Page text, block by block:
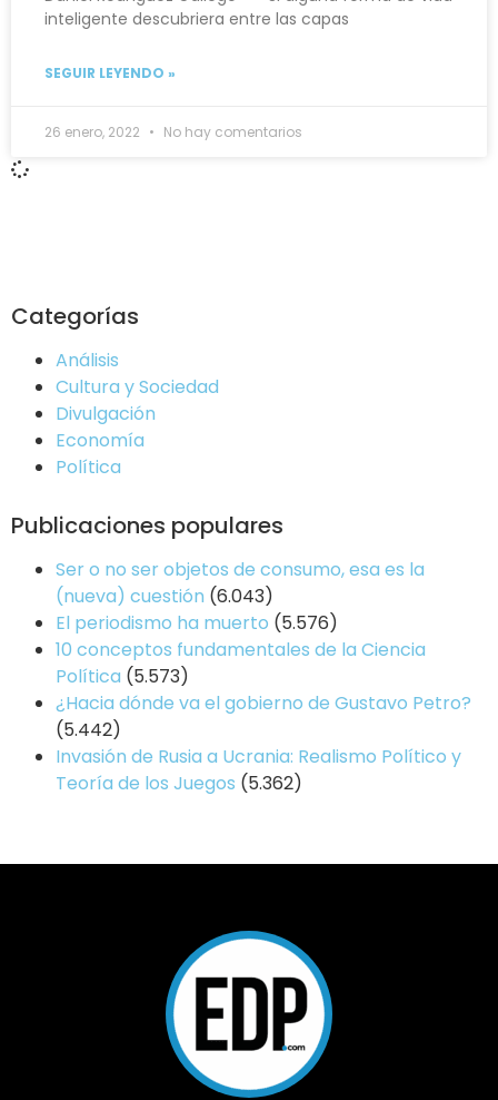
inteligente descubriera entre las capas
SEGUIR LEYENDO »
26 enero, 2022 No hay comentarios
Categorías
Análisis
Cultura y Sociedad
Divulgación
Economía
Política
Publicaciones populares
Ser o no ser objetos de consumo, esa es la
(nueva) cuestión (6.043)
El periodismo ha muerto (5.576)
10 conceptos fundamentales de la Ciencia
Política (5.573)
¿Hacia dónde va el gobierno de Gustavo Petro?
(5.442)
Invasión de Rusia a Ucrania: Realismo Político y
Teoría de los Juegos (5.362)